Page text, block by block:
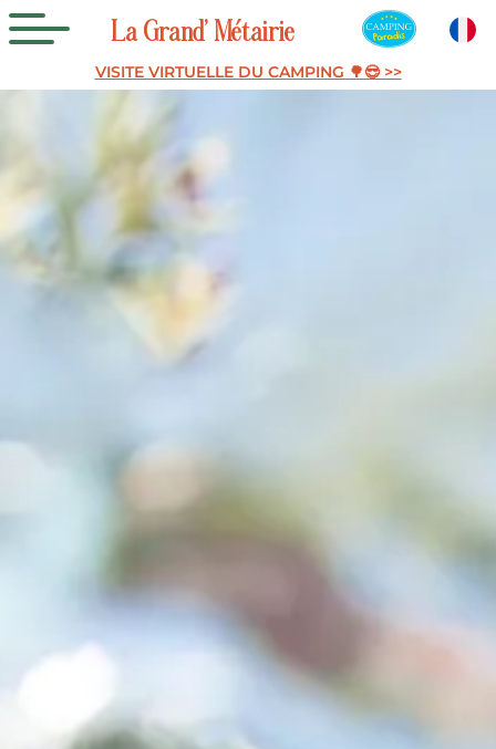
VISITE VIRTUELLE DU CAMPING 🌳😎 >>
La Grand’ Métairie